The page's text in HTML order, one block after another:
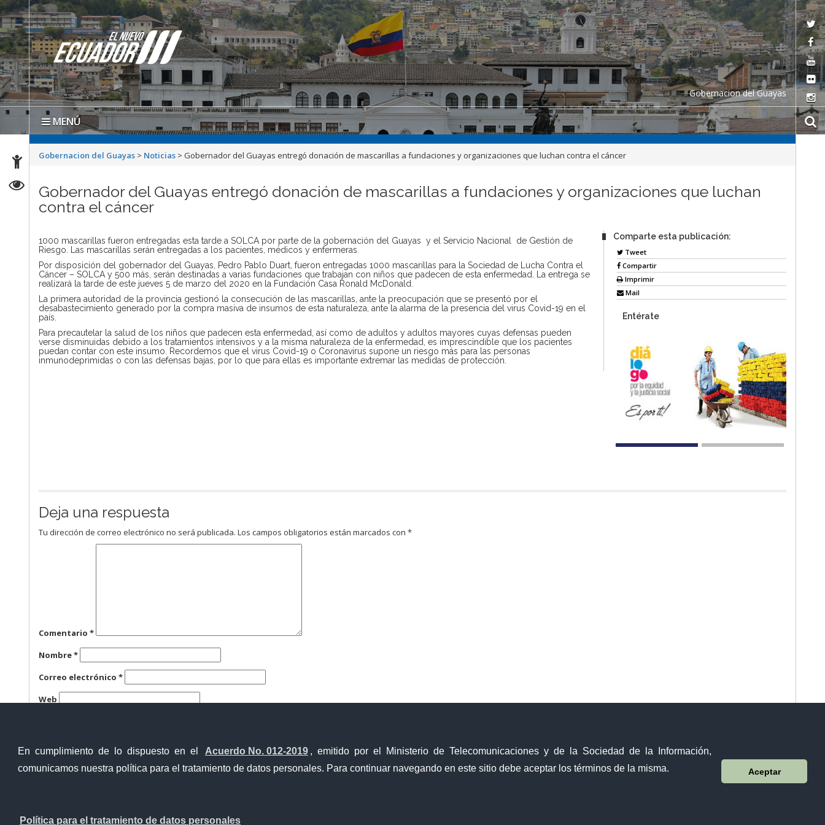
En cumplimiento de lo dispuesto en el Acuerdo No. 012-2019 , emitido por el Ministerio de Telecomunicaciones y de la Sociedad de la Información,
comunicamos nuestra política para el tratamiento de datos personales. Para continuar navegando en este sitio debe aceptar los términos de la misma.
Política para el tratamiento de datos personales
Aceptar
Gobernacion del Guayas
MENÚ
Gobernacion del Guayas > Noticias > Gobernador del Guayas entregó donación de mascarillas a fundaciones y organizaciones que luchan contra el cáncer
Gobernador del Guayas entregó donación de mascarillas a fundaciones y organizaciones que luchan
contra el cáncer
1000 mascarillas fueron entregadas esta tarde a SOLCA por parte de la gobernación del Guayas y el Servicio Nacional de Gestión de
Riesgo. Las mascarillas serán entregadas a los pacientes, médicos y enfermeras.
Por disposición del gobernador del Guayas, Pedro Pablo Duart, fueron entregadas 1000 mascarillas para la Sociedad de Lucha Contra el
Cáncer – SOLCA y 500 más, serán destinadas a varias fundaciones que trabajan con niños que padecen de esta enfermedad. La entrega se
realizará la tarde de este jueves 5 de marzo del 2020 en la Fundación Casa Ronald McDonald.
La primera autoridad de la provincia gestionó la consecución de las mascarillas, ante la preocupación que se presentó por el
desabastecimiento generado por la compra masiva de insumos de esta naturaleza, ante la alarma de la presencia del virus Covid-19 en el
país.
Para precautelar la salud de los niños que padecen esta enfermedad, así como de adultos y adultos mayores cuyas defensas pueden
verse disminuidas debido a los tratamientos intensivos y a la misma naturaleza de la enfermedad, es imprescindible que los pacientes
puedan contar con este insumo. Recordemos que el virus Covid-19 o Coronavirus supone un riesgo más para las personas
inmunodeprimidas o con las defensas bajas, por lo que para ellas es importante extremar las medidas de protección.
Comparte esta publicación:
Tweet
Compartir
Imprimir
Mail
Entérate
Deja una respuesta
Tu dirección de correo electrónico no será publicada. Los campos obligatorios están marcados con*
Comentario*
Nombre*
Correo electrónico*
Web
Contacto ciudadano